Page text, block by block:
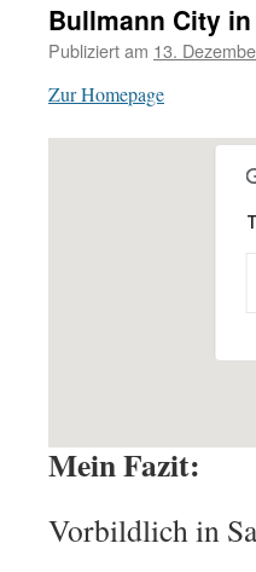
Bullmann City
Publiziert am 13.
Zur Homepage
Mein Fazit:
Vorbildlich in